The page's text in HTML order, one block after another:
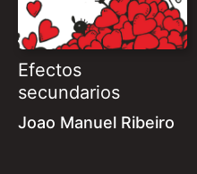
Efectos
secundarios
Joao Manuel Ribeiro